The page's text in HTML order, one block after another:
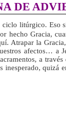
DE
litúrgico. Eso
hecho Gracia,
Atrapar la
afectos… a
a
quizá